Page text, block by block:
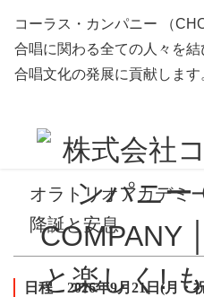
コーラス・カンパニー （
合唱に関わる全ての人々を結
合唱文化の発展に貢献します
オラトリオアカデミ
降誕と安息
日程 2026年9月21日(月・